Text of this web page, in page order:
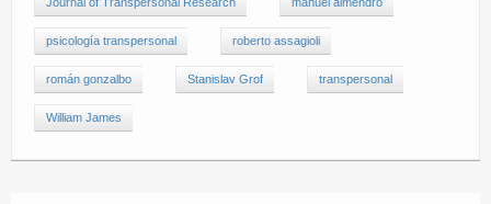
psicología transpersonal roberto assagioli
román gonzalbo Stanislav Grof transpersonal
William James